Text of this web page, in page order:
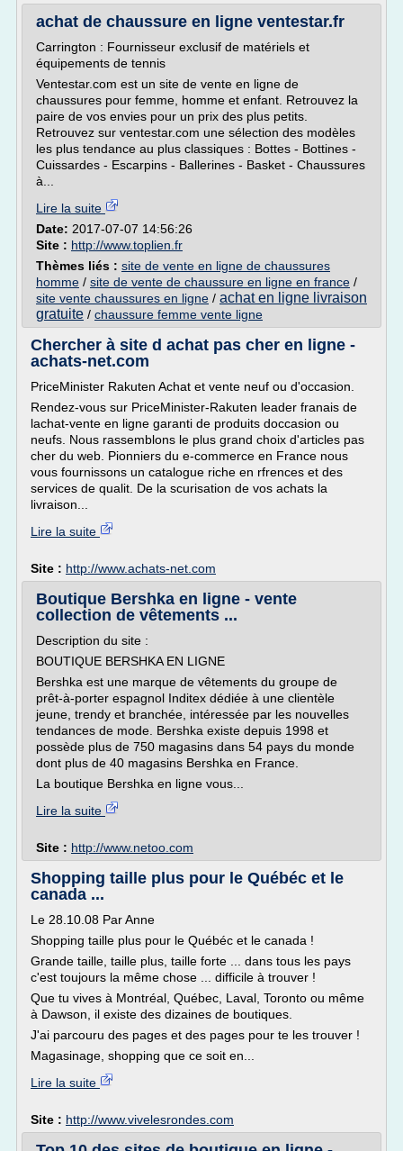
achat de chaussure en ligne ventestar.fr
Carrington : Fournisseur exclusif de matériels et
équipements de tennis
Ventestar.com est un site de vente en ligne de
chaussures pour femme, homme et enfant. Retrouvez la
paire de vos envies pour un prix des plus petits.
Retrouvez sur ventestar.com une sélection des modèles
les plus tendance au plus classiques : Bottes - Bottines -
Cuissardes - Escarpins - Ballerines - Basket - Chaussures
à...
Lire la suite
Date: 2017-07-07 14:56:26
Site : http://www.toplien.fr
Thèmes liés : site de vente en ligne de chaussures
homme / site de vente de chaussure en ligne en france /
site vente chaussures en ligne / achat en ligne livraison
gratuite / chaussure femme vente ligne
Chercher à site d achat pas cher en ligne -
achats-net.com
PriceMinister Rakuten Achat et vente neuf ou d'occasion.
Rendez-vous sur PriceMinister-Rakuten leader franais de
lachat-vente en ligne garanti de produits doccasion ou
neufs. Nous rassemblons le plus grand choix d'articles pas
cher du web. Pionniers du e-commerce en France nous
vous fournissons un catalogue riche en rfrences et des
services de qualit. De la scurisation de vos achats la
livraison...
Lire la suite
Site : http://www.achats-net.com
Boutique Bershka en ligne - vente
collection de vêtements ...
Description du site :
BOUTIQUE BERSHKA EN LIGNE
Bershka est une marque de vêtements du groupe de
prêt-à-porter espagnol Inditex dédiée à une clientèle
jeune, trendy et branchée, intéressée par les nouvelles
tendances de mode. Bershka existe depuis 1998 et
possède plus de 750 magasins dans 54 pays du monde
dont plus de 40 magasins Bershka en France.
La boutique Bershka en ligne vous...
Lire la suite
Site : http://www.netoo.com
Shopping taille plus pour le Québéc et le
canada ...
Le 28.10.08 Par Anne
Shopping taille plus pour le Québéc et le canada !
Grande taille, taille plus, taille forte ... dans tous les pays
c'est toujours la même chose ... difficile à trouver !
Que tu vives à Montréal, Québec, Laval, Toronto ou même
à Dawson, il existe des dizaines de boutiques.
J'ai parcouru des pages et des pages pour te les trouver !
Magasinage, shopping que ce soit en...
Lire la suite
Site : http://www.vivelesrondes.com